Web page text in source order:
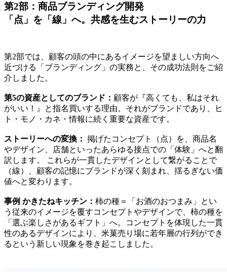
第2部：商品ブランディング開発
「点」を「線」へ。共感を生むストーリーの力
第2部では、顧客の頭の中にあるイメージを望ましい方向へ
近づける「ブランディング」の実務と、その成功法則をご紹
介しました。
第5の資産としてのブランド： 顧客が『高くても、私はそれ
がいい！』と指名買いする理由。それがブランドであり、ヒ
ト・モノ・カネ・情報に続く重要な資産です。
ストーリーへの変換： 掲げたコンセプト（点）を、商品名
やデザイン、店舗といったあらゆる接点での「体験」へと翻
訳します。 これらが一貫したデザインとして繋がることで
（線）、顧客の記憶にブランドが深く刻まれ、揺るぎない価
値へと変わります。
事例 かきたねキッチン： 柿の種＝「お酒のおつまみ」とい
う従来のイメージを覆すコンセプトやデザインで、柿の種を
「選ぶ楽しさがあるギフト」へ。コンセプトを体現した一貫
性のあるデザインにより、米菓売り場に若年層の行列ができ
るという新しい現象を巻き起こしました。